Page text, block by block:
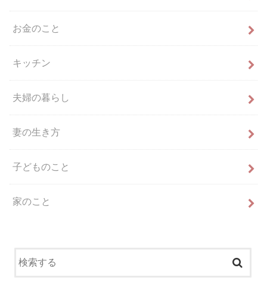
お金のこと
キッチン
夫婦の暮らし
妻の生き方
子どものこと
家のこと